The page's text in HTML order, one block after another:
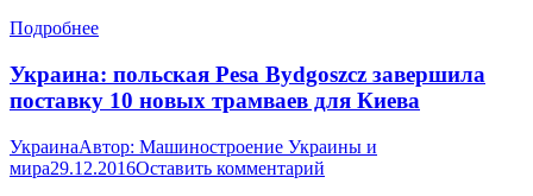
Подробнее
Украина: польская Pesa Bydgoszcz завершила
поставку 10 новых трамваев для Киева
УкраинаАвтор: Машиностроение Украины и
мира29.12.2016Оставить комментарий